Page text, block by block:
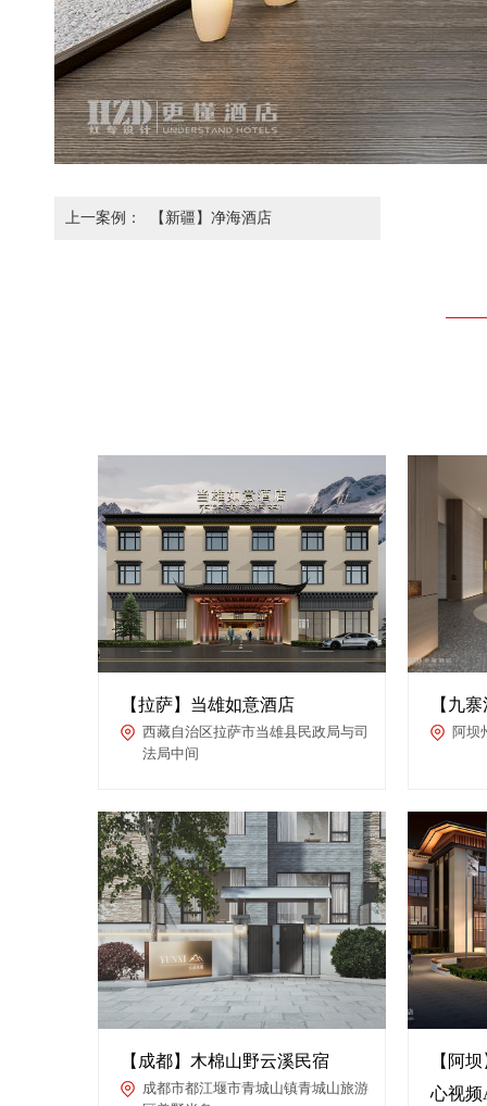
上一案例： 【新疆】净海酒店
【拉萨】当雄如意酒店
西藏自治区拉萨市当雄县民政局与司
法局中间
【九
阿坝
【成都】木棉山野云溪民宿
成都市都江堰市青城山镇青城山旅游
【阿
心视频